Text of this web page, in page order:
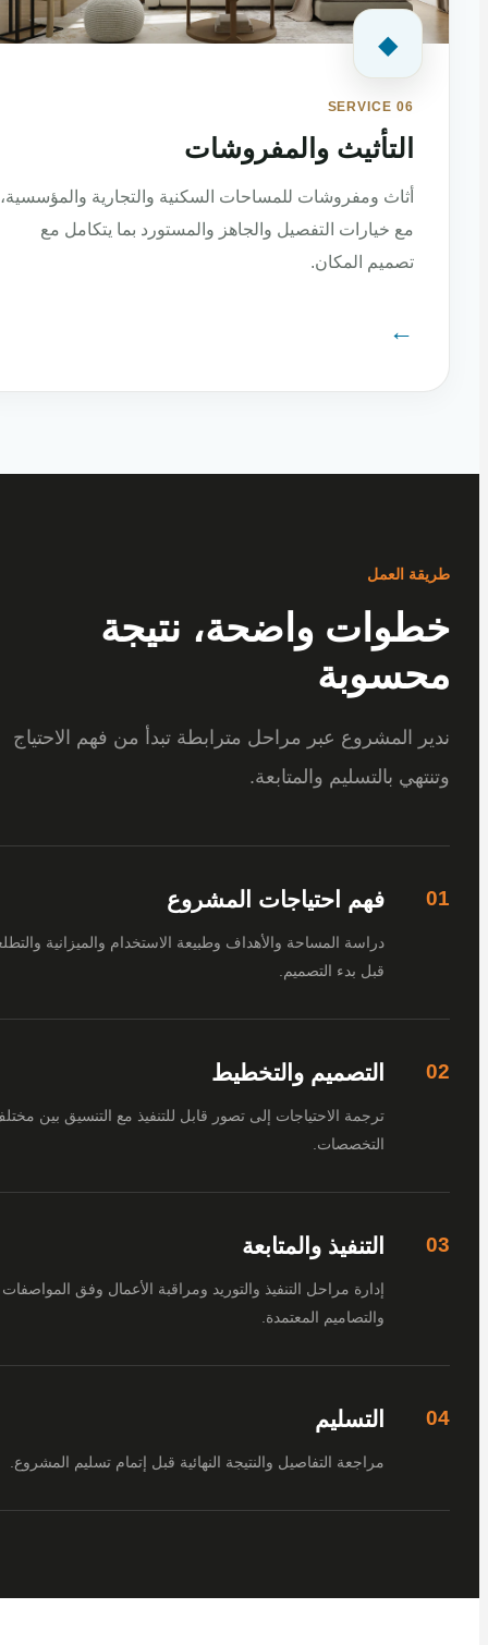
◆
SERVICE 06
التأثيث والمفروشات
أثاث ومفروشات للمساحات السكنية والتجارية والمؤسسية،
مع خيارات التفصيل والجاهز والمستورد بما يتكامل مع
تصميم المكان.
العمل
واضحة، نتيجة
المشروع عبر مراحل مترابطة تبدأ من فهم الاحتياج
بالتسليم والمتابعة.
فهم احتياجات المشروع
دراسة المساحة والأهداف وطبيعة الاستخدام والميزانية والتطلعات
قبل بدء التصميم.
التصميم والتخطيط
ترجمة الاحتياجات إلى تصور قابل للتنفيذ مع التنسيق بين مختلف
التخصصات.
التنفيذ والمتابعة
إدارة مراحل التنفيذ والتوريد ومراقبة الأعمال وفق المواصفات
والتصاميم المعتمدة.
التسليم
مراجعة التفاصيل والنتيجة النهائية قبل إتمام تسليم المشروع.